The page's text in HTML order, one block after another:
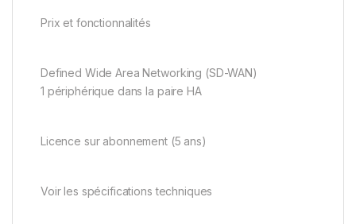
Prix et fonctionnalités
Defined Wide Area Networking (SD-WAN)
1 périphérique dans la paire HA
Licence sur abonnement (5 ans)
Voir les spécifications techniques